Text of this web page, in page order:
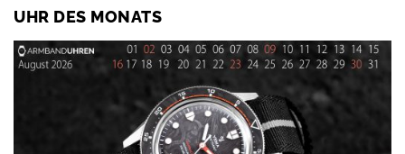
UHR DES MONATS